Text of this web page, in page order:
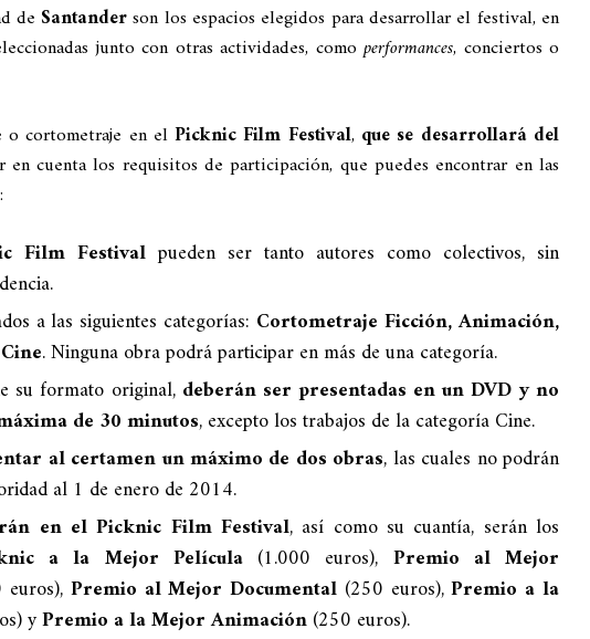
de Santanderson los espacios elegidos para desarrollar el festival, en
junto con otras actividades, comoperformances, conciertos o
o cortometraje en elPicknic Film Festival, que se desarrollará del
en cuenta los requisitos de participación, que puedes encontrar en las
Film Festival pueden ser tanto autores como colectivos, sin
a las siguientes categorías: Cortometraje Ficción, Animación,
. Ninguna obra podrá participar en más de una categoría.
su formato original, deberán ser presentadas en un DVD y no
de 30 minutos, excepto los trabajos de la categoría Cine.
al certamen un máximo de dos obras, las cuales no podrán
al 1 de enero de 2014.
en el Picknic Film Festival, así como su cuantía, serán los
a la Mejor Película(1.000 euros), Premio al Mejor
Premio al Mejor Documental (250 euros),Premio a la
yPremio a la Mejor Animación(250 euros).